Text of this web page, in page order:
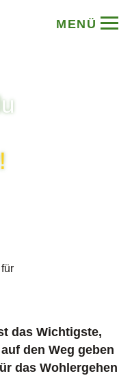
MENÜ
das Wichtigste,
den Weg geben
das Wohlergehen